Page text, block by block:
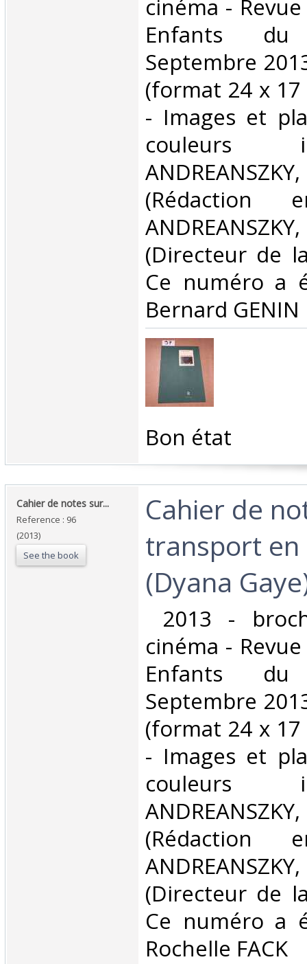
cinéma -
Enfants
Septembre
(format 24 x 17
- Images et
couleurs
(Directeur de
Ce numéro a
Bernard GENIN ‎
‎Bon état ‎
‎Cahier de notes sur... ‎
Reference : 96
(2013)
See the book
‎Cahier de
transport
(Dyana
2013 -
cinéma -
Enfants
Septembre
(format 24 x 17
- Images et
couleurs
(Directeur de
Ce numéro a
Rochelle FACK ‎